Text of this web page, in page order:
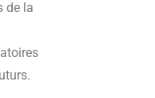
de la